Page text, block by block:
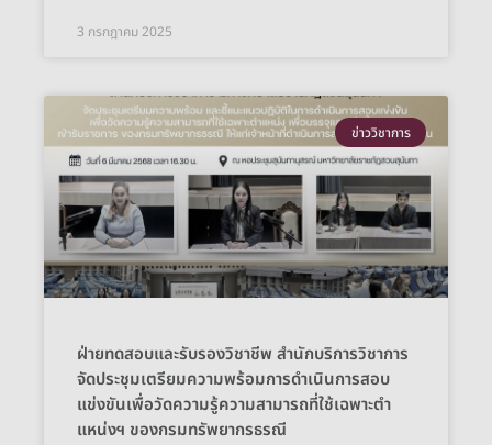
3 กรกฎาคม 2025
ข่าววิชาการ
ฝ่ายทดสอบและรับรองวิชาชีพ สำนักบริการวิชาการ
จัดประชุมเตรียมความพร้อมการดำเนินการสอบ
แข่งขันเพื่อวัดความรู้ความสามารถที่ใช้เฉพาะตำ
แหน่งฯ ของกรมทรัพยากรธรณี